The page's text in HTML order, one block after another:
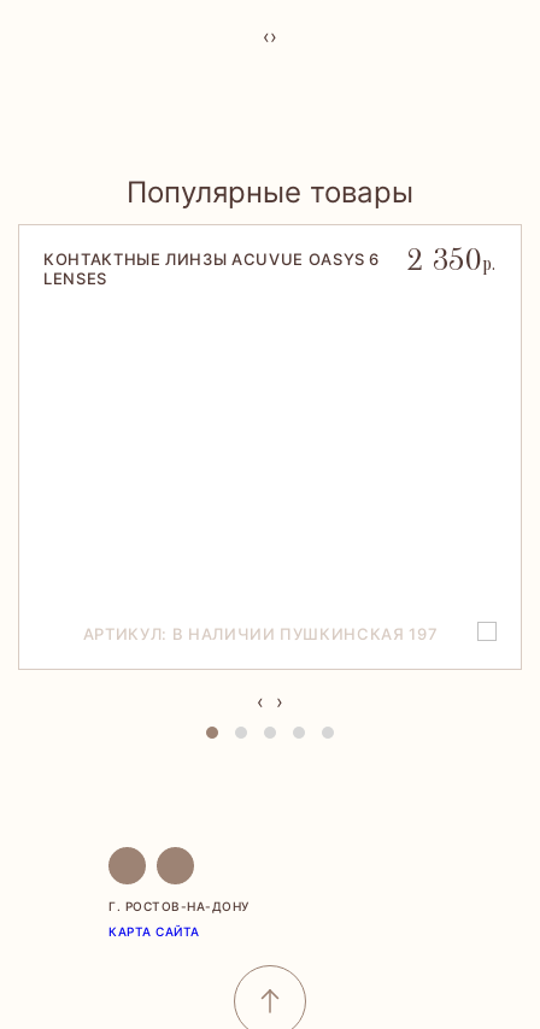
‹›
Популярные товары
КОНТАКТНЫЕ ЛИНЗЫ ACUVUE OASYS 6
LENSES
2 350р.
АРТИКУЛ: В НАЛИЧИИ ПУШКИНСКАЯ 197
‹ ›
Г. РОСТОВ-НА-ДОНУ
КАРТА САЙТА